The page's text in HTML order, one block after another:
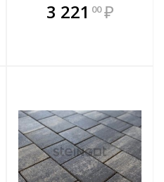
В комплекте
всегда выгоднее!
3 221 00 ₽